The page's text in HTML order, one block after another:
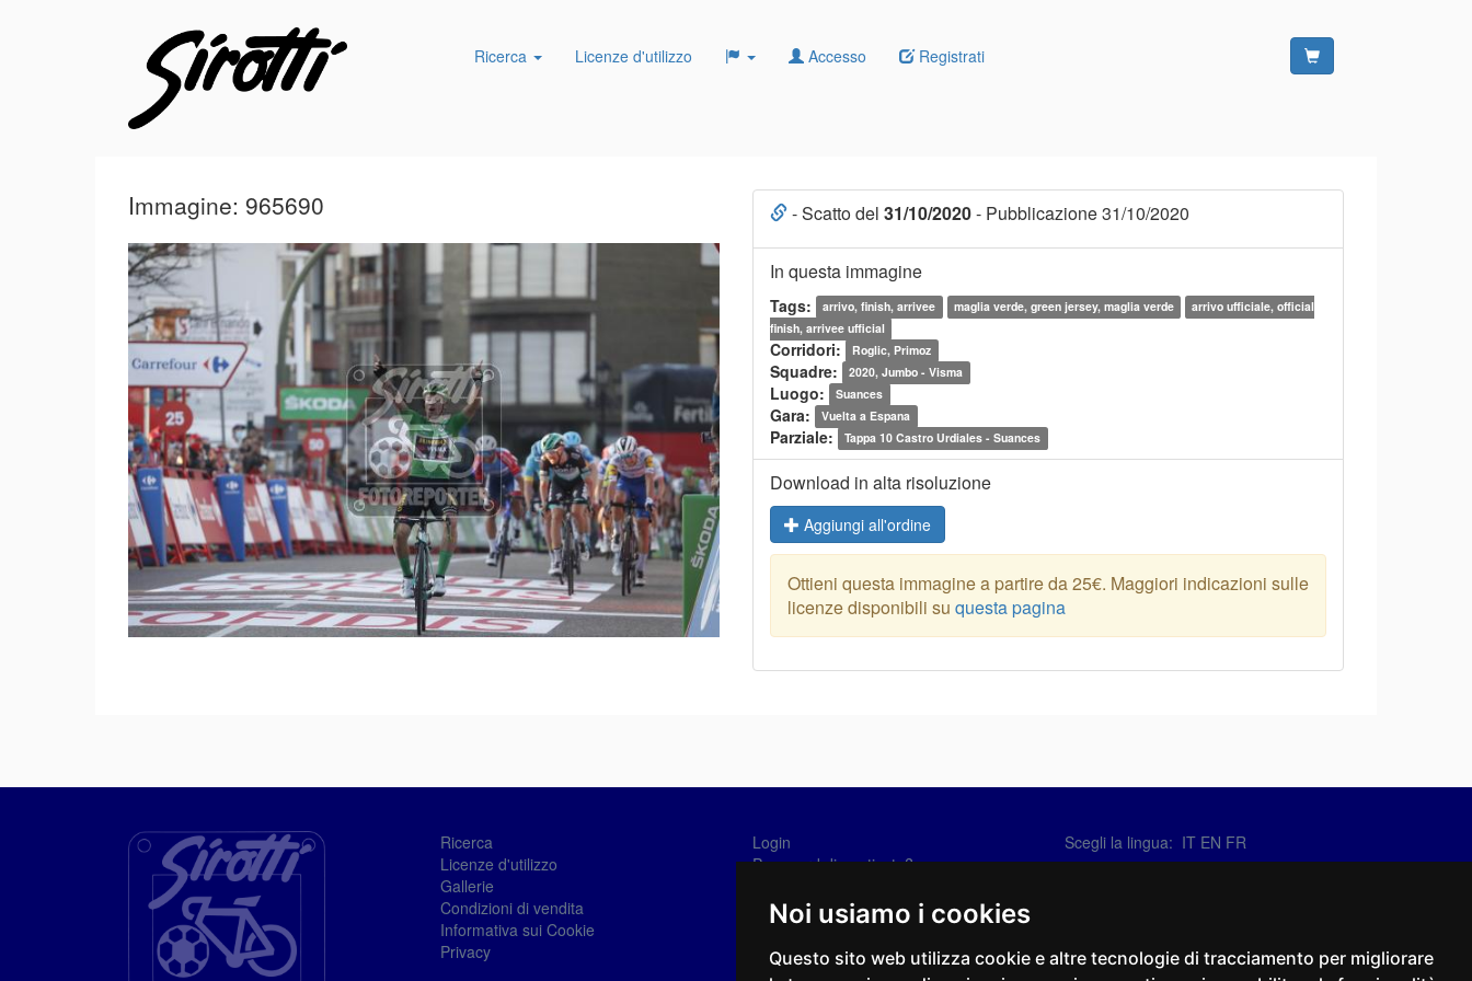
Noi usiamo i cookies
Questo sito web utilizza cookie e altre tecnologie di tracciamento per migliorare
Ricerca Licenze d'utilizzo Accesso Registrati
Immagine: 965690 - Scatto del 31/10/2020- Pubblicazione 31/10/2020
In questa immagine
Tags: arrivo, finish, arrivee maglia verde, green jersey, maglia verde
arrivo ufficiale, official
finish, arrivee ufficial
Corridori: Roglic, Primoz
Squadre: 2020, Jumbo - Visma
Luogo: Suances
Gara: Vuelta a Espana
Parziale: Tappa 10 Castro Urdiales - Suances
Download in alta risoluzione
Aggiungi all'ordine
Ottieni questa immagine a partire da 25€. Maggiori indicazioni sulle
licenze disponibili su questa pagina
Ricerca
Licenze d'utilizzo
Gallerie
Condizioni di vendita
Informativa sui Cookie
Privacy
Login
Password dimenticata?
Scegli la lingua: IT EN FR
Social